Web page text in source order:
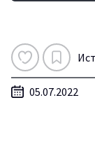
05.07.2022